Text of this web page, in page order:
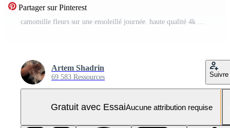
Partager sur Pinterest
camomille fleurs sur une ensoleillé journée. haute qualité 4k métrage Vidéo Pro
Artem Shadrin
69 583 Ressources Suivre
Gratuit avec EssaiAucune attribution requise